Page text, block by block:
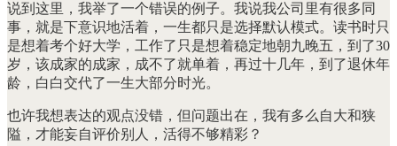
说到这里，我举了一个错误的例子。我说我公司里有很多同
事，就是下意识地活着，一生都只是选择默认模式。读书时只
是想着考个好大学，工作了只是想着稳定地朝九晚五，到了30
岁，该成家的成家，成不了就单着，再过十几年，到了退休年
龄，白白交代了一生大部分时光。
也许我想表达的观点没错，但问题出在，我有多么自大和狭
隘，才能妄自评价别人，活得不够精彩？